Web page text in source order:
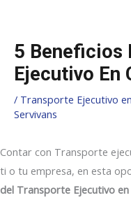
contenido
5 Beneficios
Ejecutivo En
/ Transporte Ejecutivo
Servivans
Contar con Transporte
ti o tu empresa, en esta
del Transporte Ejecutivo en
entradas